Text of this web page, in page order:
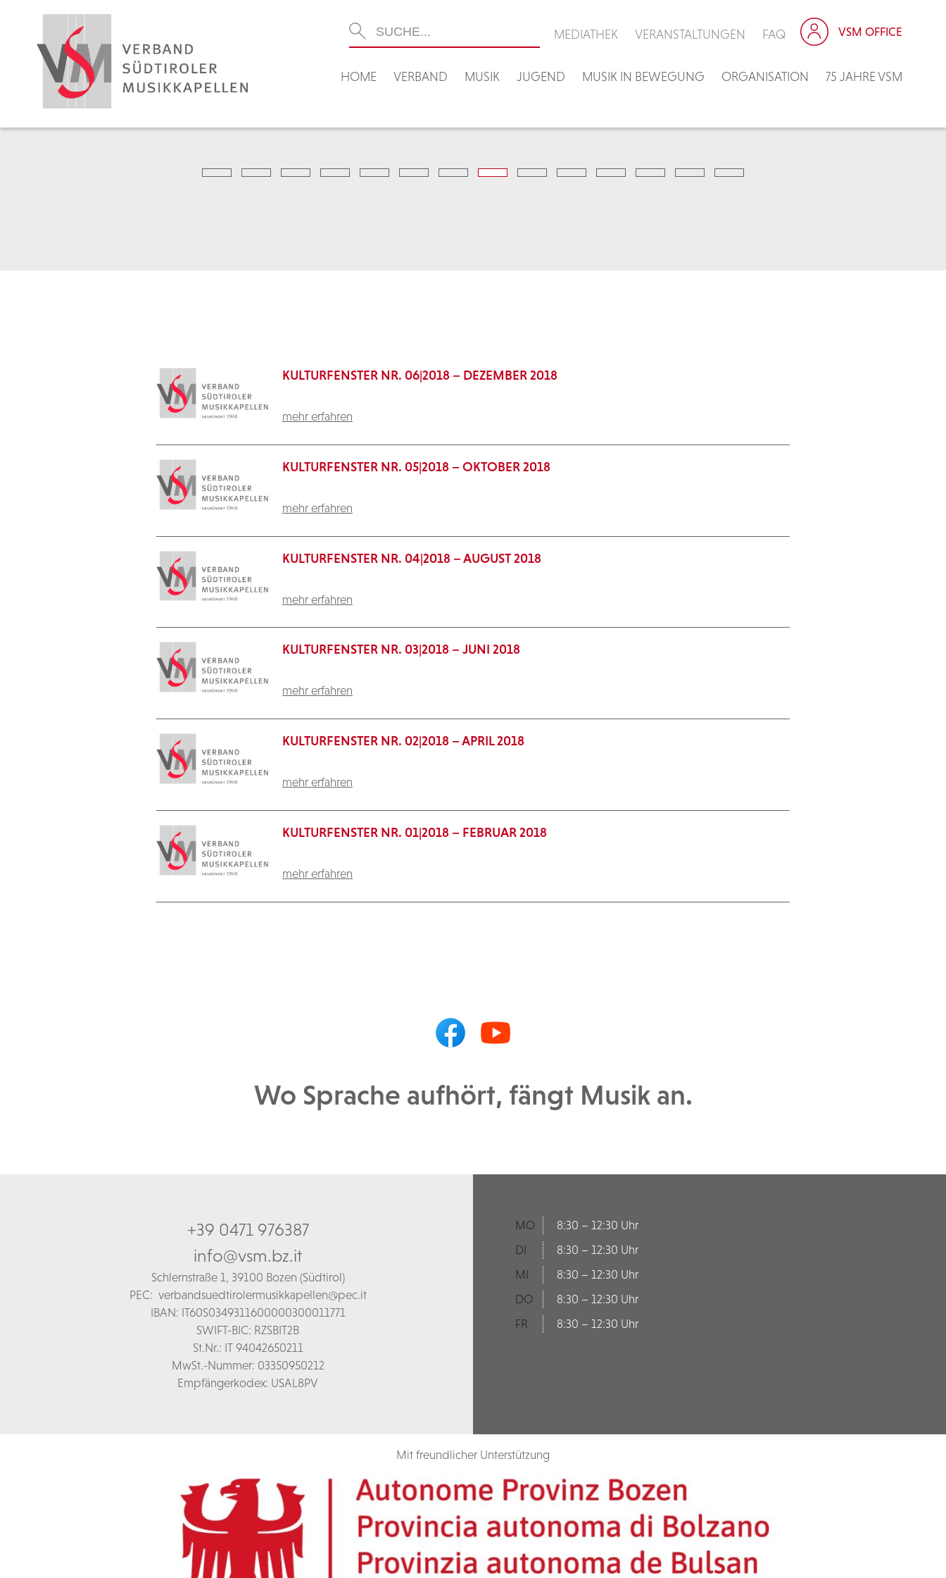
HOME VERBAND MUSIK JUGEND MUSIK IN BEWEGUNG ORGANISATION 75 JAHRE VSM
MEDIATHEK VERANSTALTUNGEN FAQ VSM OFFICE
KULTURFENSTER NR. 06|2018 – DEZEMBER 2018
mehr erfahren
KULTURFENSTER NR. 05|2018 – OKTOBER 2018
mehr erfahren
KULTURFENSTER NR. 04|2018 – AUGUST 2018
mehr erfahren
KULTURFENSTER NR. 03|2018 – JUNI 2018
mehr erfahren
KULTURFENSTER NR. 02|2018 – APRIL 2018
mehr erfahren
KULTURFENSTER NR. 01|2018 – FEBRUAR 2018
mehr erfahren
Wo Sprache aufhört, fängt Musik an.
+39 0471 976387
info@vsm.bz.it
Schlernstraße 1, 39100 Bozen (Südtirol)
PEC: verbandsuedtirolermusikkapellen@pec.it
IBAN: IT60S0349311600000300011771
SWIFT-BIC: RZSBIT2B
St.Nr.: IT 94042650211
MwSt.-Nummer: 03350950212
Empfängerkodex: USAL8PV
MO
8:30 – 12:30 Uhr
DI
8:30 – 12:30 Uhr
MI
8:30 – 12:30 Uhr
DO
8:30 – 12:30 Uhr
FR
8:30 – 12:30 Uhr
Mit freundlicher Unterstützung